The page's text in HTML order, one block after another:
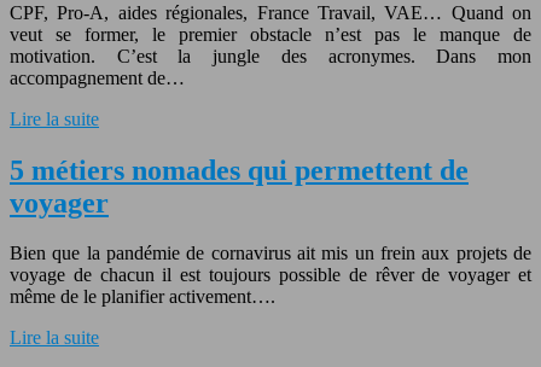
CPF, Pro-A, aides régionales, France Travail, VAE… Quand on
veut se former, le premier obstacle n’est pas le manque de
motivation. C’est la jungle des acronymes. Dans mon
accompagnement de…
Lire la suite
5 métiers nomades qui permettent de
voyager
Bien que la pandémie de cornavirus ait mis un frein aux projets de
voyage de chacun il est toujours possible de rêver de voyager et
même de le planifier activement….
Lire la suite